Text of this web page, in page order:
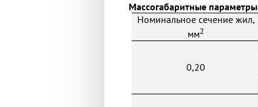
Массогабаритные параметры
Номинальное сечение жил,
мм2
0,20